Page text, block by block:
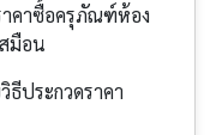
าคาซื้อครุภัณฑ์ห้อง
มือน
ธีประกวดราคา